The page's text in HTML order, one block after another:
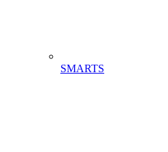
SMARTS